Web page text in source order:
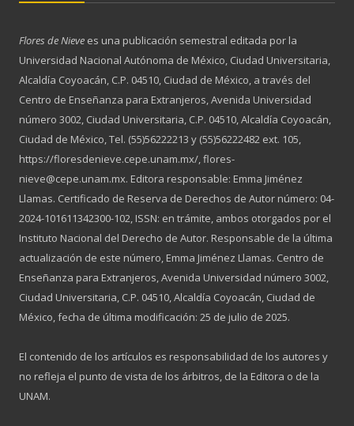
Flores de Nieve es una publicación semestral editada por la
Universidad Nacional Autónoma de México, Ciudad Universitaria,
Alcaldía Coyoacán, C.P. 04510, Ciudad de México, a través del
Centro de Enseñanza para Extranjeros, Avenida Universidad
número 3002, Ciudad Universitaria, C.P. 04510, Alcaldía Coyoacán,
Ciudad de México, Tel. (55)56222213 y (55)56222482 ext. 105,
https://floresdenieve.cepe.unam.mx/, flores-
nieve@cepe.unam.mx. Editora responsable: Emma Jiménez
Llamas. Certificado de Reserva de Derechos de Autor número: 04-
2024-101611342300-102, ISSN: en trámite, ambos otorgados por el
Instituto Nacional del Derecho de Autor. Responsable de la última
actualización de este número, Emma Jiménez Llamas. Centro de
Enseñanza para Extranjeros, Avenida Universidad número 3002,
Ciudad Universitaria, C.P. 04510, Alcaldía Coyoacán, Ciudad de
México, fecha de última modificación: 25 de julio de 2025.
El contenido de los artículos es responsabilidad de los autores y
no refleja el punto de vista de los árbitros, de la Editora o de la
UNAM.